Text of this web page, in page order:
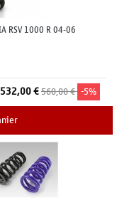
RSV 1000 R 04-06
532,00 €560,00 € -5%